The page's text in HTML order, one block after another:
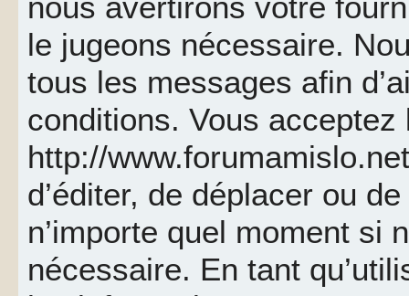
le jugeons nécessaire.
tous les messages afin
conditions. Vous acceptez
http://
d’éditer, de déplacer ou
n’importe quel moment si
nécessaire. En tant